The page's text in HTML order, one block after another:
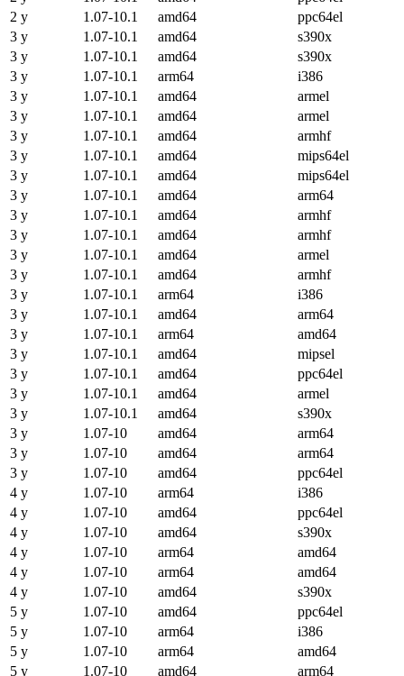
2 y
1.07-10.1 amd64
ppc64el
3 y
1.07-10.1 amd64
s390x
3 y
1.07-10.1 amd64
s390x
3 y
1.07-10.1 arm64
i386
3 y
1.07-10.1 amd64
armel
3 y
1.07-10.1 amd64
armel
3 y
1.07-10.1 amd64
armhf
3 y
1.07-10.1 amd64
mips64el
3 y
1.07-10.1 amd64
mips64el
3 y
1.07-10.1 amd64
arm64
3 y
1.07-10.1 amd64
armhf
3 y
1.07-10.1 amd64
armhf
3 y
1.07-10.1 amd64
armel
3 y
1.07-10.1 amd64
armhf
3 y
1.07-10.1 arm64
i386
3 y
1.07-10.1 amd64
arm64
3 y
1.07-10.1 arm64
amd64
3 y
1.07-10.1 amd64
mipsel
3 y
1.07-10.1 amd64
ppc64el
3 y
1.07-10.1 amd64
armel
3 y
1.07-10.1 amd64
s390x
3 y
1.07-10 amd64
arm64
3 y
1.07-10 amd64
arm64
3 y
1.07-10 amd64
ppc64el
4 y
1.07-10 arm64
i386
4 y
1.07-10 amd64
ppc64el
4 y
1.07-10 amd64
s390x
4 y
1.07-10 arm64
amd64
4 y
1.07-10 arm64
amd64
4 y
1.07-10 amd64
s390x
5 y
1.07-10 amd64
ppc64el
5 y
1.07-10 arm64
i386
5 y
1.07-10 arm64
amd64
5 y
1.07-10 amd64
arm64